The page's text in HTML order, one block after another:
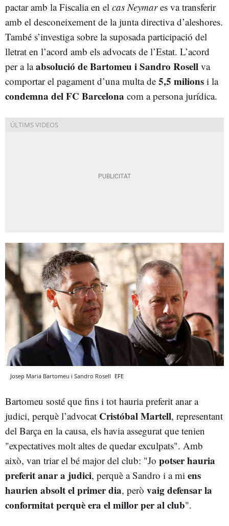
pactar amb la Fiscalia en el cas Neymares va transferir
amb el desconeixement de la junta directiva d’aleshores.
També s’investiga sobre la suposada participació del
lletrat en l’acord amb els advocats de l’Estat. L’acord
per a laabsolució de Bartomeu i Sandro Rosell va
comportar el pagament d’una multa de 5,5 milions i la
condemna delFC Barcelona com a persona jurídica.
Josep Maria Bartomeu i Sandro Rosell EFE
Bartomeu sosté que fins i tot hauria preferit anar a
judici, perquè l’advocat Cristóbal Martell, representant
del Barça en la causa, els havia assegurat que tenien
"expectatives molt altes de quedar exculpats". Amb
això, van triar el bé major del club: "Jo potser hauria
preferit anar a judici, perquè a Sandro i a mi ens
haurien absolt el primer dia, però vaig defensar la
conformitat perquè era el millor per al club".